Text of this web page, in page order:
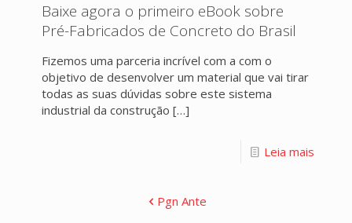
Baixe agora o primeiro eBook sobre
Pré-Fabricados de Concreto do Brasil
Fizemos uma parceria incrível com a com o
objetivo de desenvolver um material que vai tirar
todas as suas dúvidas sobre este sistema
industrial da construção […]
Leia mais
Pgn Ante